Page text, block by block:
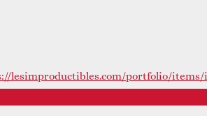
lesimproductibles.com/portfolio/